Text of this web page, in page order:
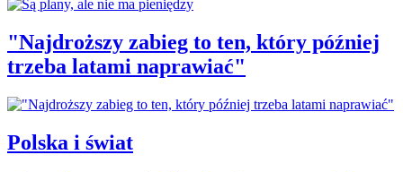
"Najdroższy zabieg to ten, który później
trzeba latami naprawiać"
Polska i świat